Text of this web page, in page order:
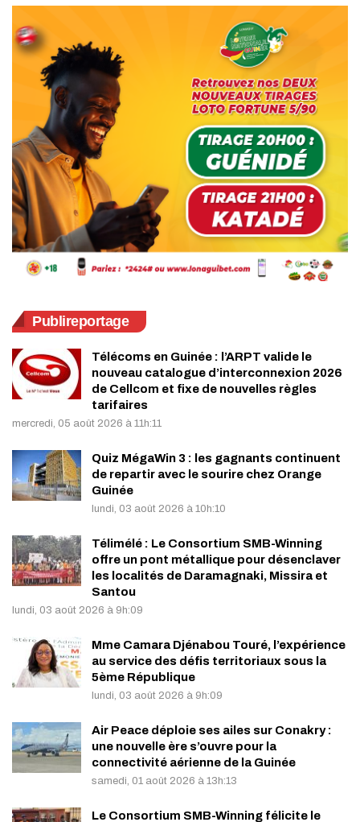
Publireportage
Télécoms en Guinée : l’ARPT valide le
nouveau catalogue d’interconnexion 2026
de Cellcom et fixe de nouvelles règles
tarifaires
mercredi, 05 août 2026 à 11h:11
Quiz MégaWin 3 : les gagnants continuent
de repartir avec le sourire chez Orange
Guinée
lundi, 03 août 2026 à 10h:10
Télimélé : Le Consortium SMB-Winning
offre un pont métallique pour désenclaver
les localités de Daramagnaki, Missira et
Santou
lundi, 03 août 2026 à 9h:09
Mme Camara Djénabou Touré, l’expérience
au service des défis territoriaux sous la
5ème République
lundi, 03 août 2026 à 9h:09
Air Peace déploie ses ailes sur Conakry :
une nouvelle ère s’ouvre pour la
connectivité aérienne de la Guinée
samedi, 01 août 2026 à 13h:13
Le Consortium SMB-Winning félicite le